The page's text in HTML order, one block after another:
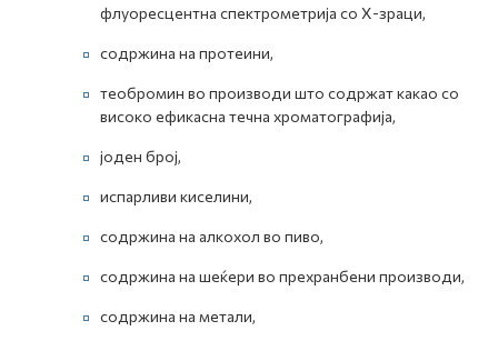
флуоресцентна спектрометрија со Х-зраци,
содржина на протеини,
теобромин во производи што содржат какао со
високо ефикасна течна хроматографија,
јоден број,
испарливи киселини,
содржина на алкохол во пиво,
содржина на шеќери во прехранбени производи,
содржина на метали,